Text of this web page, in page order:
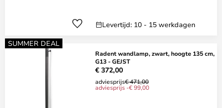
Levertijd: 10 - 15 werkdagen
SUMMER DEAL
Radent wandlamp, zwart, hoogte 135 cm,
G13 - GEJST
€ 372,00
adviesprijs€ 471,00
adviesprijs -€ 99,00